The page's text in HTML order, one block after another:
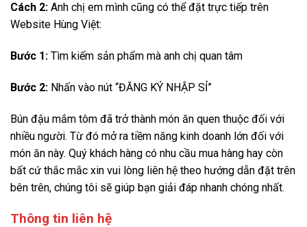
Cách 2: Anh chị em mình cũng có thể đặt trực tiếp trên
Website Hùng Việt:
Bước 1: Tìm kiếm sản phẩm mà anh chị quan tâm
Bước 2: Nhấn vào nút “ĐĂNG KÝ NHẬP SỈ”
Bún đậu mắm tôm đã trở thành món ăn quen thuộc đối với
nhiều người. Từ đó mở ra tiềm năng kinh doanh lớn đối với
món ăn này. Quý khách hàng có nhu cầu mua hàng hay còn
bất cứ thắc mắc xin vui lòng liên hệ theo hướng dẫn đặt trên
bên trên, chúng tôi sẽ giúp bạn giải đáp nhanh chóng nhất.
Thông tin liên hệ